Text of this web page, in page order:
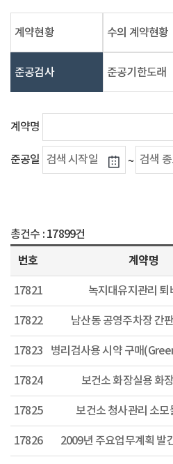
계약현황 수의 계약현황
준공검사 준공기한도래
계약명
준공일 ~
총건수 : 17899건
번호 계약명
17821 녹지대유지관리 퇴
17822 남산동 공영주차장 간
17823 병리검사용 시약 구매
17824 보건소 화장실용 화
17825 보건소 청사관리 소모
17826 2009년 주요업무계획 발